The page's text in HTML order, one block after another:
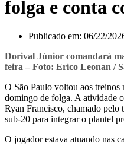
folga e conta
Publicado em: 06/22/
Dorival Júnior comandará
feira – Foto: Erico Leonan /
O São Paulo voltou aos treinos
domingo de folga. A atividade
Ryan Francisco, chamado
sub-20 para integrar o plantel
O jogador estava atuando nas